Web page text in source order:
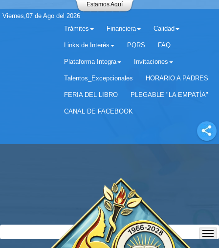
Estamos Aquí
Viernes,07 de Ago del 2026
Trámites
Financiera Calidad
Links de Interés PQRS FAQ
Plataforma Integra Invitaciones
Talentos_Excepcionales HORARIO A PADRES
FERIA DEL LIBRO PLEGABLE "LA EMPATÍA"
CANAL DE FACEBOOK